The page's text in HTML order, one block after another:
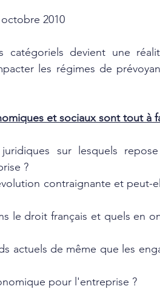
2010
catégoriels devient une
les régimes de
et sociaux sont tout à
sur lesquels
?
contraignante et peut-
le droit français et quels en
actuels de même que les
pour l'entreprise ?